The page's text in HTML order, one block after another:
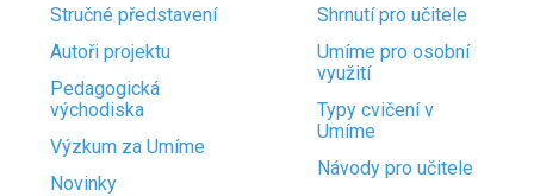
Stručné představení
Autoři projektu
Pedagogická
východiska
Výzkum za Umíme
Novinky
Shrnutí pro učitele
Umíme pro osobní
využití
Typy cvičení v
Umíme
Návody pro učitele